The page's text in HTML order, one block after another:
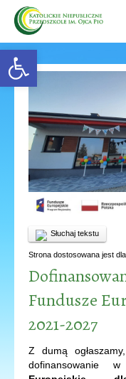
Open toolbar
Słuchaj tekstu
Strona dostosowana jest
Fundusze
2021-2027
Z dumą
dofinansowanie